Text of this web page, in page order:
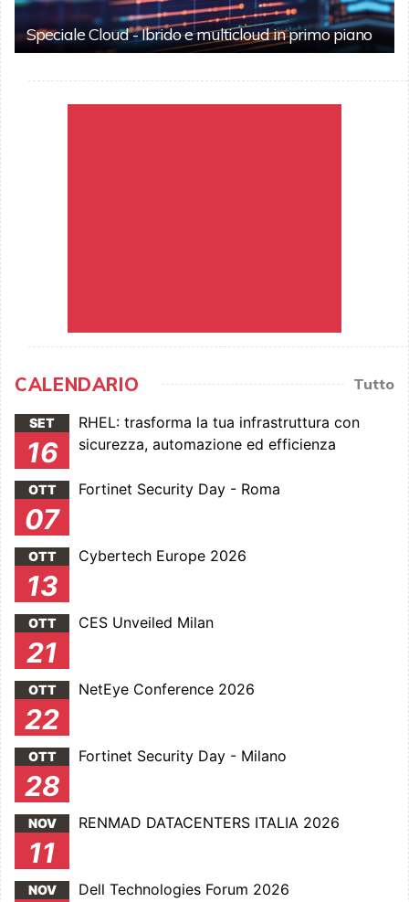
Speciale Cloud - Ibrido e multicloud in primo piano
CALENDARIO Tutto
SET
16
RHEL: trasforma la tua infrastruttura con
sicurezza, automazione ed efficienza
OTT
07
Fortinet Security Day - Roma
OTT
13
Cybertech Europe 2026
OTT
21
CES Unveiled Milan
OTT
22
NetEye Conference 2026
OTT
28
Fortinet Security Day - Milano
NOV
11
RENMAD DATACENTERS ITALIA 2026
NOV Dell Technologies Forum 2026